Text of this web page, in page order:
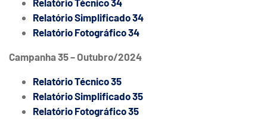
Relatório Técnico 34
Relatório Simplificado 34
Relatório Fotográfico 34
Campanha 35 – Outubro/2024
Relatório Técnico 35
Relatório Simplificado 35
Relatório Fotográfico 35